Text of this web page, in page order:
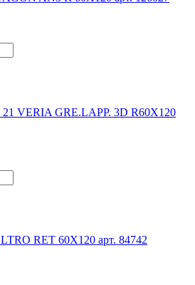
21 VERIA GRE.LAPP. 3D R60X120
RET 60X120 арт. 84742